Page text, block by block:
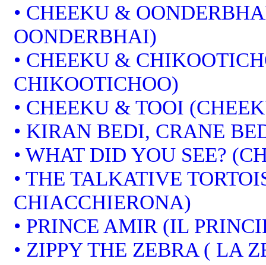
• CHEEKU &
OONDERBHAI)
• CHEEKU &
CHIKOOTICHOO)
• CHEEKU & TOOI
• KIRAN BEDI, CRANE
• WHAT DID YOU SEE?
• THE TALKATIVE
CHIACCHIERONA)
• PRINCE AMIR (IL
• ZIPPY THE ZEBRA ( LA